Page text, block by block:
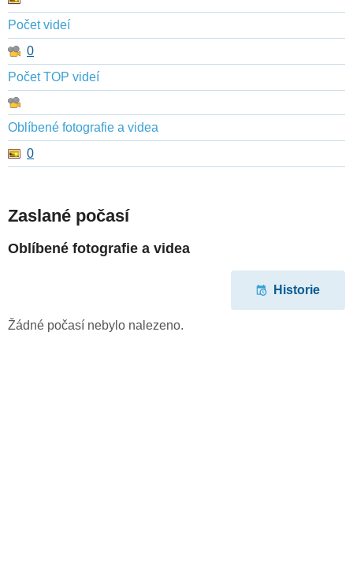
Počet videí
0
Počet TOP videí
Oblíbené fotografie a videa
0
Zaslané počasí
Oblíbené fotografie a videa
Historie
Žádné počasí nebylo nalezeno.